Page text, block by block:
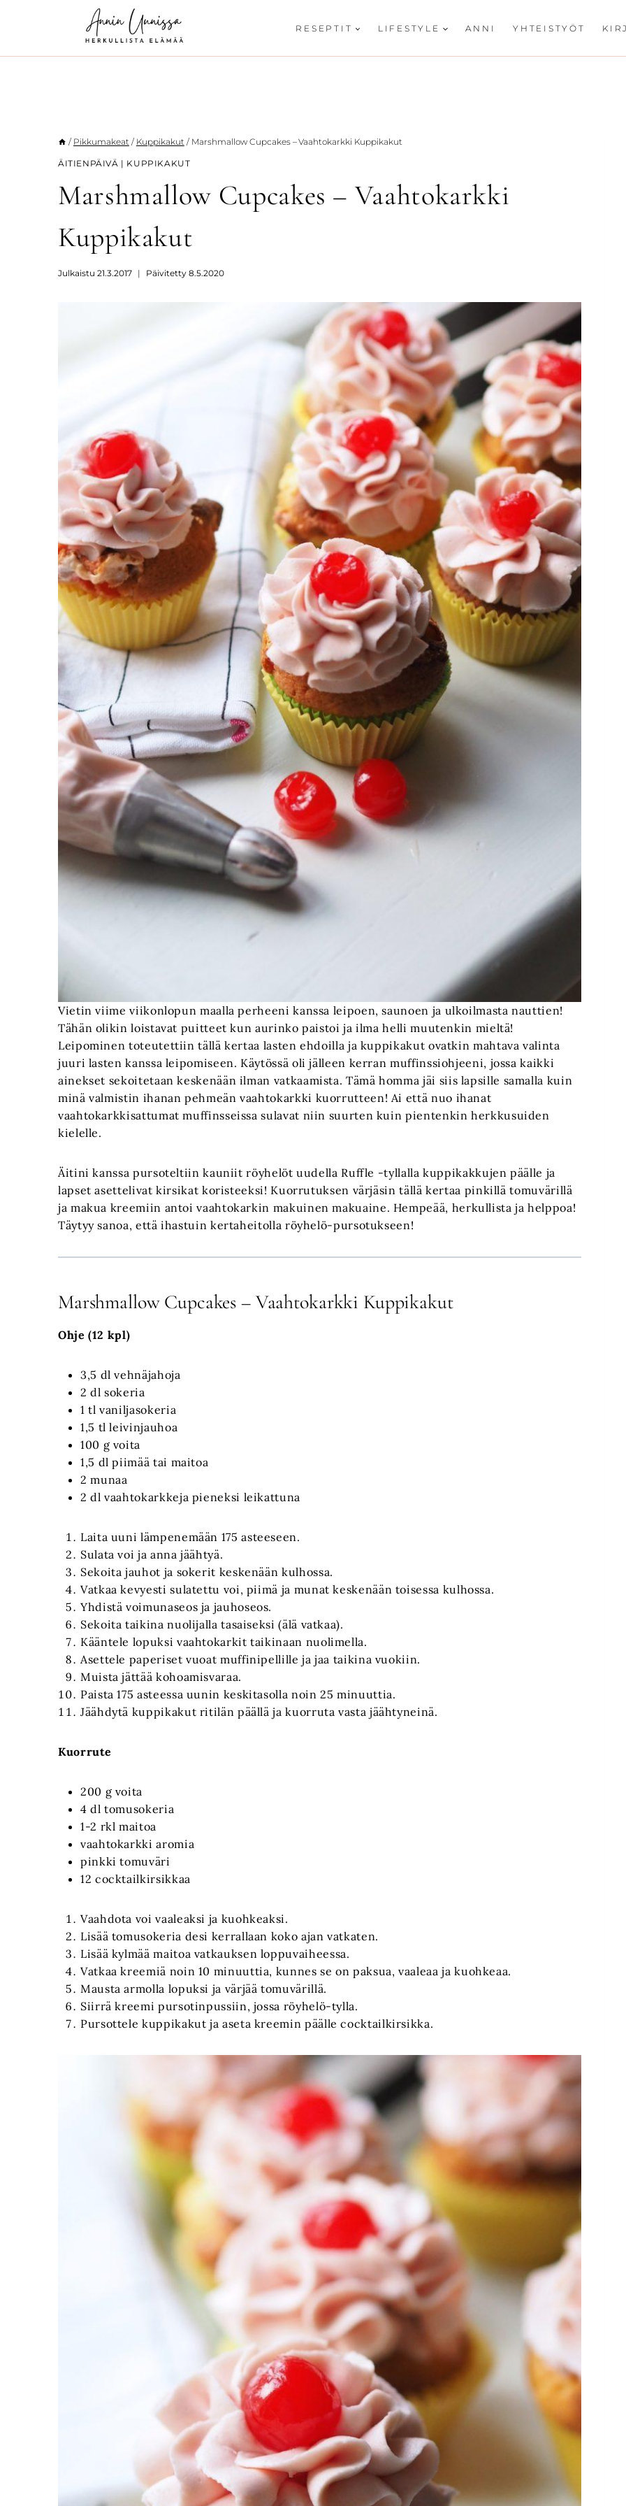
RESEPTIT LIFESTYLE ANNI YHTEISTYÖT
/ Pikkumakeat / Kuppikakut / Marshmallow Cupcakes – Vaahtokarkki Kuppikakut
ÄITIENPÄIVÄ | KUPPIKAKUT
Marshmallow Cupcakes – Vaahtokarkki
Kuppikakut
Julkaistu 21.3.2017 Päivitetty 8.5.2020
Vietin viime viikonlopun maalla perheeni kanssa leipoen, saunoen ja ulkoilmasta nauttien!
Tähän olikin loistavat puitteet kun aurinko paistoi ja ilma helli muutenkin mieltä!
Leipominen toteutettiin tällä kertaa lasten ehdoilla ja kuppikakut ovatkin mahtava valinta
juuri lasten kanssa leipomiseen. Käytössä oli jälleen kerran muffinssiohjeeni, jossa kaikki
ainekset sekoitetaan keskenään ilman vatkaamista. Tämä homma jäi siis lapsille samalla kuin
minä valmistin ihanan pehmeän vaahtokarkki kuorrutteen! Ai että nuo ihanat
vaahtokarkkisattumat muffinsseissa sulavat niin suurten kuin pientenkin herkkusuiden
kielelle.
Äitini kanssa pursoteltiin kauniit röyhelöt uudella Ruffle -tyllalla kuppikakkujen päälle ja
lapset asettelivat kirsikat koristeeksi! Kuorrutuksen värjäsin tällä kertaa pinkillä tomuvärillä
ja makua kreemiin antoi vaahtokarkin makuinen makuaine. Hempeää, herkullista ja helppoa!
Täytyy sanoa, että ihastuin kertaheitolla röyhelö-pursotukseen!
Marshmallow Cupcakes – Vaahtokarkki Kuppikakut
Ohje (12 kpl)
3,5 dl vehnäjahoja
2 dl sokeria
1 tl vaniljasokeria
1,5 tl leivinjauhoa
100 g voita
1,5 dl piimää tai maitoa
2 munaa
2 dl vaahtokarkkeja pieneksi leikattuna
Laita uuni lämpenemään 175 asteeseen.
Sulata voi ja anna jäähtyä.
Sekoita jauhot ja sokerit keskenään kulhossa.
Vatkaa kevyesti sulatettu voi, piimä ja munat keskenään toisessa kulhossa.
Yhdistä voimunaseos ja jauhoseos.
Sekoita taikina nuolijalla tasaiseksi (älä vatkaa).
Kääntele lopuksi vaahtokarkit taikinaan nuolimella.
Asettele paperiset vuoat muffinipellille ja jaa taikina vuokiin.
Muista jättää kohoamisvaraa.
Paista 175 asteessa uunin keskitasolla noin 25 minuuttia.
Jäähdytä kuppikakut ritilän päällä ja kuorruta vasta jäähtyneinä.
Kuorrute
200 g voita
4 dl tomusokeria
1-2 rkl maitoa
vaahtokarkki aromia
pinkki tomuväri
12 cocktailkirsikkaa
Vaahdota voi vaaleaksi ja kuohkeaksi.
Lisää tomusokeria desi kerrallaan koko ajan vatkaten.
Lisää kylmää maitoa vatkauksen loppuvaiheessa.
Vatkaa kreemiä noin 10 minuuttia, kunnes se on paksua, vaaleaa ja kuohkeaa.
Mausta armolla lopuksi ja värjää tomuvärillä.
Siirrä kreemi pursotinpussiin, jossa röyhelö-tylla.
Pursottele kuppikakut ja aseta kreemin päälle cocktailkirsikka.